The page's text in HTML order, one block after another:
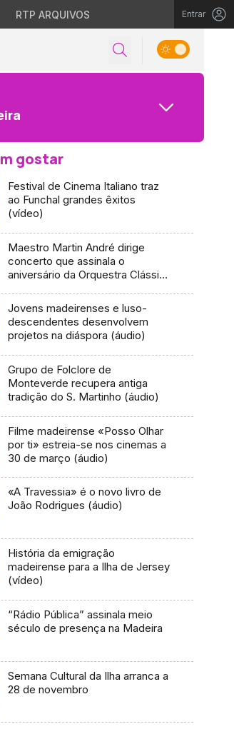
RTP ARQUIVOS Entrar
gostar
Festival de Cinema Italiano traz
ao Funchal grandes êxitos
(vídeo)
Maestro Martin André dirige
concerto que assinala o
aniversário da Orquestra Clássica
Jovens madeirenses e luso-
descendentes desenvolvem
projetos na diáspora (áudio)
Grupo de Folclore de
Monteverde recupera antiga
tradição do S. Martinho (áudio)
Filme madeirense «Posso Olhar
por ti» estreia-se nos cinemas a
30 de março (áudio)
«A Travessia» é o novo livro de
João Rodrigues (áudio)
História da emigração
madeirense para a Ilha de Jersey
(vídeo)
“Rádio Pública” assinala meio
século de presença na Madeira
Semana Cultural da Ilha arranca a
28 de novembro